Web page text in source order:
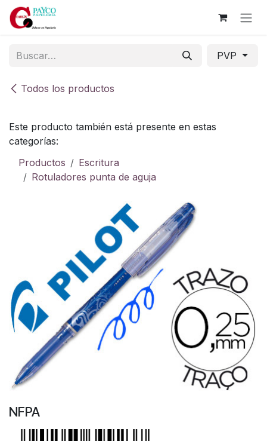
Ir al contenido
Todos los productos
PVP
Este producto también está presente en estas
categorías:
Productos
Escritura
Rotuladores punta de aguja
NFPA